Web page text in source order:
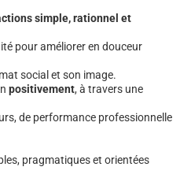
simple, rationnel et
pour améliorer en douceur
social et son image.
positivement, à travers une
de performance professionnelle
pragmatiques et orientées